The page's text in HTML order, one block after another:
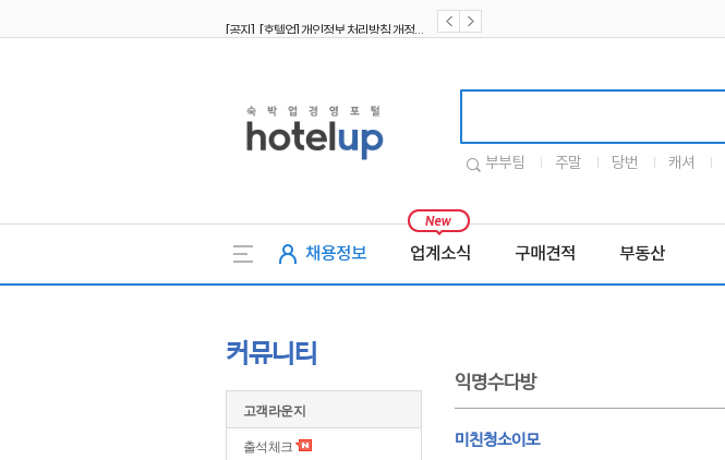
부부팀 주말 당번 캐셔
채용정보 업계소식 구매견적 부동산
커뮤니티
고객라운지
출석체크
익명수다방
미친청소이모